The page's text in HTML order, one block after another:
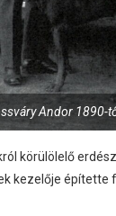
Andor 1890-
körülölelő
kezelője